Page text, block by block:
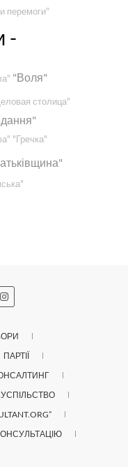
перемоги"
-
"Воля"
столица"
"Гречка"
ПАРТІЇ